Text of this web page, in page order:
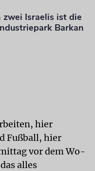
zwei Israelis ist die
Barkan
hier
Fußball, hier
vor dem Wo­
alles